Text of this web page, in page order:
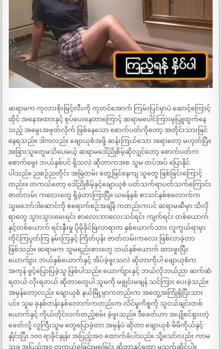
ဆရာမက ကုလားစိုးမြင့်လီးကို ကုတင်အောက် ကြမ်းပြင်မှာပဲ ဆောင့်ကြောင့်
ထိုင် အနေအထားနှင့် စုပ်ပေးနေတာကြောင့် ဆရာမပေါင်ကြားမှပြူထွက်နေ
သည့် အမွေးအဖုတ်လိုက် ဖြစ်နေသော စောက်ပတ်ကိုတော့ အတိုင်းသားမြင်
နေရသည်။ ဒါကလည်း ချောယုစံအဖို့ ဆန်းကြယ်သော အရာတော့ မဟုတ်ပြီ။
အခြားသူတွေမသိပေမယ့် ဆရာမဒေါ်ညိုစိမ့်ဆိုလျှင်တော့ စောက်ပတ်က
စောက်မွေး ဘယ်နှစ်ပင် ရှိသလဲ ဆိုတာကအစ သူမ တပ်အပ် ပြောနိုင်
ပါသည်။ ညစဉ်ညတိုင်း အမြဲတမ်း တွေ့မြင်နေကျ သူတွေ ဖြစ်ခြင်းကြောင့်
တည်း။ တကယ်တော့ ဒေါ်ညိုစိမ့်နှင့်ချောယုစံ ပတ်သက်ရာပတ်သက်ကြောင်း
ဇာတ်လမ်း ကလေးတွေ ရှိခဲ့တာကြာပြီ။ ယမန်နှစ် စာသင်နှစ်စလောက်က
သူမဘော်ဒါဆောင်ကို စရောက်စဉ်အချိန် ကတည်းကပင် ဆရာမဆီမှာ သိလို
ရာတွေ သွားသွားမေးရင်း စာလေးဘာလေးသင်ရင်း ကျက်ရင်း တစ်ယောက်
နှင့်တစ်ယောက် ရင်းနှီးမှု ပိုမိုခိုင်မြဲလာရာက နှစ်ယောက်သား လူကွယ်ရာမှာ
ကိုင်ကြပွတ်ကြ နမ်းကြနှင့် ကြိတ်ပုန်း ဇာတ်လမ်းကလေး ဖြစ်လာခဲ့တာ
ဖြစ်သည်။ ဆရာမက သူမရည်းစားတွေ ဘယ်နှစ်ယောက် ထားဖူးပြီး
ယောက်ျား ဘယ်နှစ်ယောက်နှင့် အိပ်ခဲ့ဖူးသလဲ ဆိုတာကိုပါ ချောယုစံက
အကုန် ဖွင့်ပြောပြခဲ့သူ ဖြစ်ပါသည်။ ယောက်ျားနှင့် ဘယ်လိုဘယ်ညာ ဆက်ဆံ
ရတယ် လိုးရတယ် ဆိုတာတွေပါ သူမကို မချွင်းမချန် သင်ကြား ပေးခဲ့သည်။
အမှန်တော့လည်း ချောယုစံ နယ်မြို့မှာကတည်းက အတွေ့အကြုံရှိပြီးသား
ပင်။ သူမ ခုနစ်တန်းနှစ်လောက်ကတည်းက လိင်မှုကိစ္စကို သူငယ်ချင်းတစ်
ယောက်နှင့် ကိုယ်တိုင်လက်တည့်စမ်း ခဲ့ဖူးသည်။ ဒီခေတ်ဟာ အပျိုစင်ရှားတဲ့
ခေတ်လို့ လူကြီးသူမ တွေပြောခဲ့တာ အမှန်ပဲ ဆိုတာ ချောယုစံ မိမိကိုယ်နှင့်
နှိုင်းပြီး ၁၀၀ ရာခိုင်နှုန်း အပြည့်အဝ ထောက်ခံပါသည်။ သို့သော်လည်း ကာမ
သုခ အပြည့်အဝ တကယ်ရခြင်းမရခြင်း ဆိုတာနှင့်တော့ မသက်ဆိုင်ပါ။